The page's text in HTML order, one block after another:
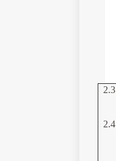
2.3
2.4